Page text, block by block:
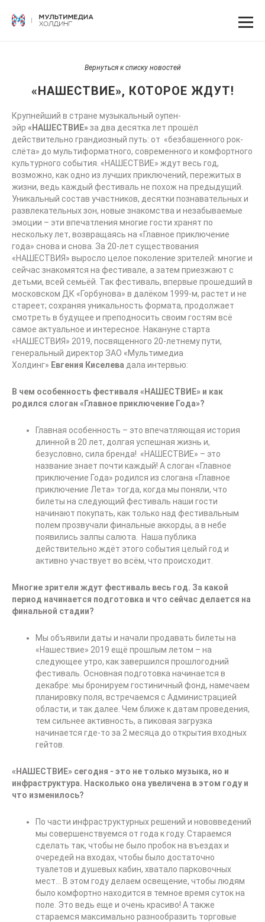
Вернуться к списку новостей
«НАШЕСТВИЕ», КОТОРОЕ ЖДУТ!
Крупнейший в стране музыкальный оупен-
эйр «НАШЕСТВИЕ»за два десятка лет прошёл
действительно грандиозный путь: от «безбашенного рок-
слёта» до мультиформатного, современного и комфортного
культурного события. «НАШЕСТВИЕ» ждут весь год,
возможно, как одно из лучших приключений, пережитых в
жизни, ведь каждый фестиваль не похож на предыдущий.
Уникальный состав участников, десятки познавательных и
развлекательных зон, новые знакомства и незабываемые
эмоции – эти впечатления многие гости хранят по
нескольку лет, возвращаясь на «Главное приключение
года» снова и снова. За 20-лет существования
«НАШЕСТВИЯ» выросло целое поколение зрителей: многие и
сейчас знакомятся на фестивале, а затем приезжают с
детьми, всей семьёй. Так фестиваль, впервые прошедший в
московском ДК «Горбунова» в далёком 1999-м, растет и не
стареет; сохраняя уникальность формата, продолжает
смотреть в будущее и преподносить своим гостям всё
самое актуальное и интересное. Накануне старта
«НАШЕСТВИЯ» 2019, посвященного 20-летнему пути,
генеральный директор ЗАО «Мультимедиа
Холдинг» Евгения Киселева дала интервью:
В чем особенность фестиваля «НАШЕСТВИЕ» и как
родился слоган «Главное приключение Года»?
Главная особенность – это впечатляющая история
длинной в 20 лет, долгая успешная жизнь и,
безусловно, сила бренда! «НАШЕСТВИЕ» – это
название знает почти каждый! А слоган «Главное
приключение Года» родился из слогана «Главное
приключение Лета» тогда, когда мы поняли, что
билеты на следующий фестиваль наши гости
начинают покупать, как только над фестивальным
полем прозвучали финальные аккорды, а в небе
появились залпы салюта. Наша публика
действительно ждёт этого события целый год и
активно участвует во всём, что происходит.
Многие зрители ждут фестиваль весь год. За какой
период начинается подготовка и что сейчас делается на
финальной стадии?
Мы объявили даты и начали продавать билеты на
«Нашествие» 2019 ещё прошлым летом – на
следующее утро, как завершился прошлогодний
фестиваль. Основная подготовка начинается в
декабре: мы бронируем гостиничный фонд, намечаем
планировку поля, встречаемся с Администрацией
области, и так далее. Чем ближе к датам проведения,
тем сильнее активность, а пиковая загрузка
начинается где-то за 2 месяца до открытия входных
гейтов.
«НАШЕСТВИЕ» сегодня - это не только музыка, но и
инфраструктура. Насколько она увеличена в этом году и
что изменилось?
По части инфраструктурных решений и нововведений
мы совершенствуемся от года к году. Стараемся
сделать так, чтобы не было пробок на въездах и
очередей на входах, чтобы было достаточно
туалетов и душевых кабин, хватало парковочных
мест… В этом году делаем освещение, чтобы людям
было комфортно находится в темное время суток на
поле. Это ведь еще и очень красиво! А также
стараемся максимально разнообразить торговые